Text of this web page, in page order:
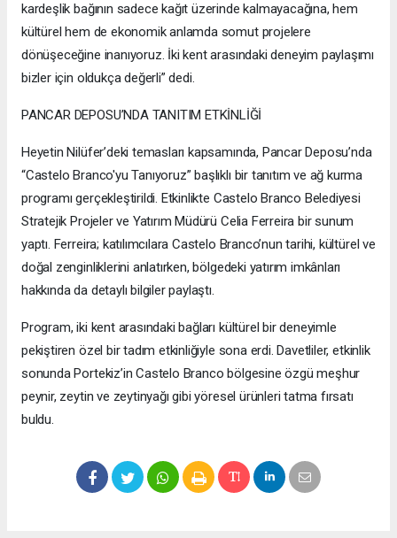
kardeşlik bağının sadece kağıt üzerinde kalmayacağına, hem
kültürel hem de ekonomik anlamda somut projelere
dönüşeceğine inanıyoruz. İki kent arasındaki deneyim paylaşımı
bizler için oldukça değerli” dedi.
PANCAR DEPOSU’NDA TANITIM ETKİNLİĞİ
Heyetin Nilüfer’deki temasları kapsamında, Pancar Deposu’nda
“Castelo Branco'yu Tanıyoruz” başlıklı bir tanıtım ve ağ kurma
programı gerçekleştirildi. Etkinlikte Castelo Branco Belediyesi
Stratejik Projeler ve Yatırım Müdürü Celia Ferreira bir sunum
yaptı. Ferreira; katılımcılara Castelo Branco’nun tarihi, kültürel ve
doğal zenginliklerini anlatırken, bölgedeki yatırım imkânları
hakkında da detaylı bilgiler paylaştı.
Program, iki kent arasındaki bağları kültürel bir deneyimle
pekiştiren özel bir tadım etkinliğiyle sona erdi. Davetliler, etkinlik
sonunda Portekiz’in Castelo Branco bölgesine özgü meşhur
peynir, zeytin ve zeytinyağı gibi yöresel ürünleri tatma fırsatı
buldu.